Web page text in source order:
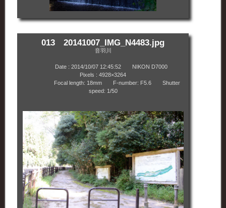
013 20141007_IMG_N4483.jpg
音羽川
Date : 2014/10/07 12:45:52 NIKON D7000
Pixels : 4928×3264
Focal length: 18mm F-number: F5.6 Shutter
speed: 1/50